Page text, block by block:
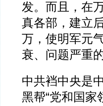
发。而且，在
真各部，建立
万，使明军元
衰、问题严重
中共裆中央是
黑帮“党和国家